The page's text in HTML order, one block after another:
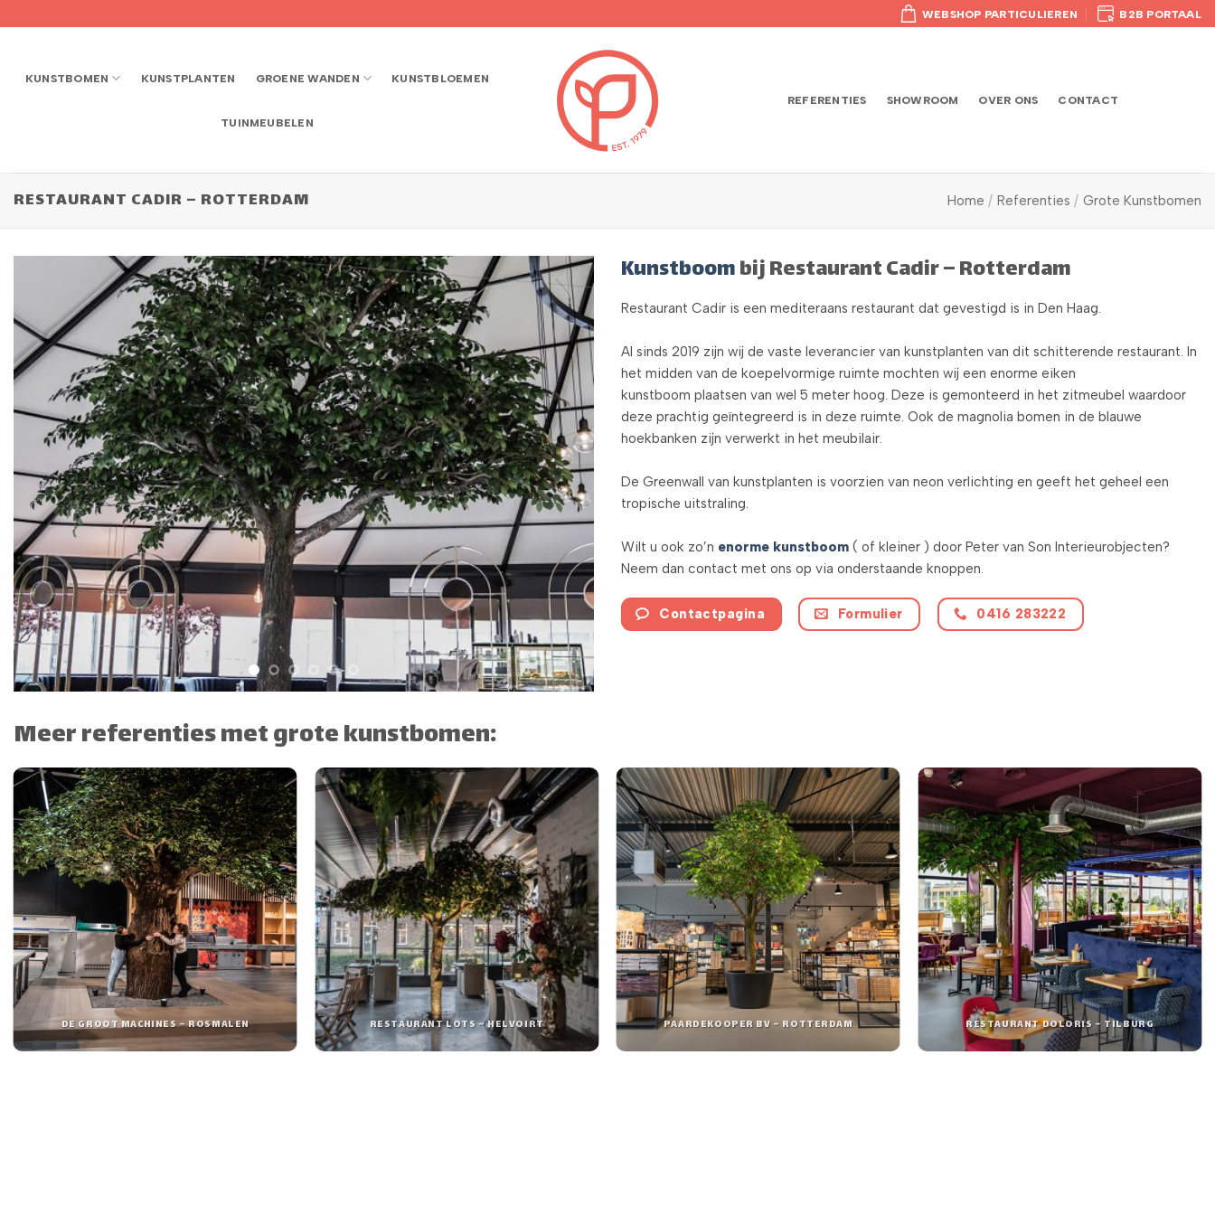
naar
WEBSHOP PARTICULIEREN B2B PORTAAL
KUNSTBOMEN KUNSTPLANTEN GROENE WANDEN KUNSTBLOEMEN
TUINMEUBELEN
REFERENTIES SHOWROOM OVER ONS CONTACT
RESTAURANT CADIR – ROTTERDAM Home / Referenties / Grote Kunstbomen
Kunstboombij Restaurant Cadir – Rotterdam
Restaurant Cadir is een mediteraans restaurant dat gevestigd is in Den Haag.
Al sinds 2019 zijn wij de vaste leverancier van kunstplanten van dit schitterende restaurant. In
het midden van de koepelvormige ruimte mochten wij een enorme eiken
kunstboom plaatsen van wel 5 meter hoog. Deze is gemonteerd in het zitmeubel waardoor
deze prachtig geïntegreerd is in deze ruimte. Ook de magnolia bomen in de blauwe
hoekbanken zijn verwerkt in het meubilair.
De Greenwall van kunstplanten is voorzien van neon verlichting en geeft het geheel een
tropische uitstraling.
Wilt u ook zo’n enorme kunstboom ( of kleiner ) door Peter van Son Interieurobjecten?
Neem dan contact met ons op via onderstaande knoppen.
Contactpagina Formulier 0416 283222
Meer referenties met grote kunstbomen:
DE GROOT MACHINES – ROSMALEN RESTAURANT LOTS – HELVOIRT PAARDEKOOPER BV – ROTTERDAM RESTAURANT DOLORIS – TILBURG